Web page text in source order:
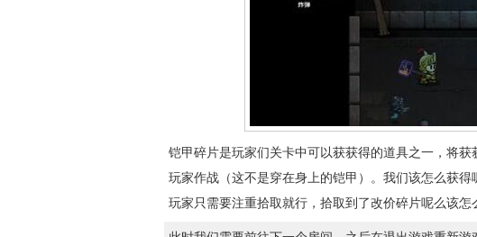
铠甲碎片是玩家们关卡中可以获获得的道具之一，将
玩家作战（这不是穿在身上的铠甲）。我们该怎么获
玩家只需要注重拾取就行，拾取到了改价碎片呢么该怎